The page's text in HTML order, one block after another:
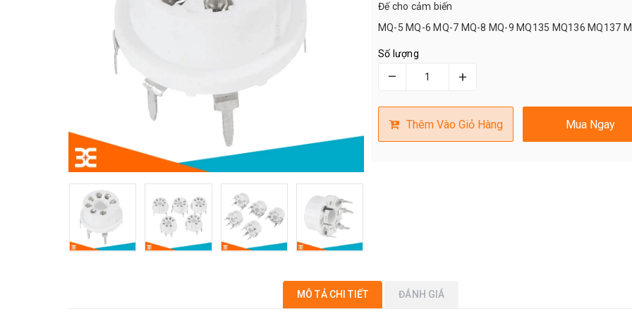
Đế cho cảm biến
MQ-5 MQ-6 MQ-7 MQ-8 MQ-9 MQ135 MQ136 MQ137
Số lượng
– +
Thêm Vào Giỏ Hàng Mua Ngay
MÔ TẢ CHI TIẾT ĐÁNH GIÁ